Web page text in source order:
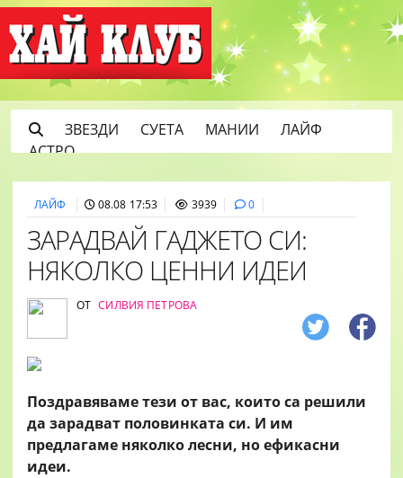
ЗВЕЗДИ СУЕТА МАНИИ
ЛАЙФ
АСТРО
ЛАЙФ 08.08 17:53 3939 0
ЗАРАДВАЙ ГАДЖЕТО СИ:
НЯКОЛКО ЦЕННИ ИДЕИ
ОТ СИЛВИЯ ПЕТРОВА
Поздравяваме тези от вас, които са решили
да зарадват половинката си. И им
предлагаме няколко лесни, но ефикасни
идеи.